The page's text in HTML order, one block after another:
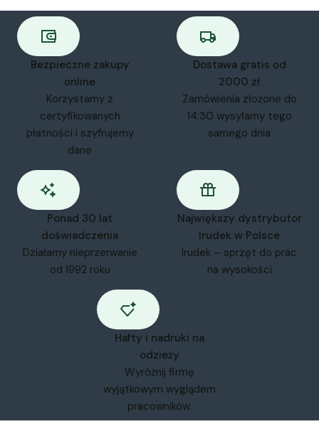
Bezpieczne zakupy
online
Korzystamy z
certyfikowanych
płatności i szyfrujemy
dane
Dostawa gratis od
2000 zł
Zamówienia złożone do
14:30 wysyłamy tego
samego dnia
Ponad 30 lat
doświadczenia
Działamy nieprzerwanie
od 1992 roku
Największy dystrybutor
Irudek w Polsce
Irudek – sprzęt do prac
na wysokości
Hafty i nadruki na
odzieży
Wyróżnij firmę
wyjątkowym wyglądem
pracowników.